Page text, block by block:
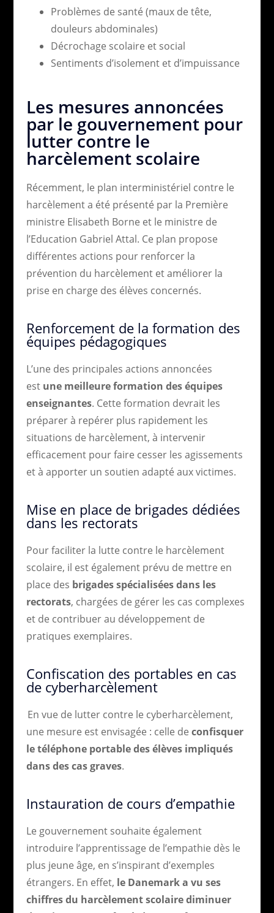
Problèmes de santé (maux de tête,
douleurs abdominales)
Décrochage scolaire et social
Sentiments d’isolement et d’impuissance
Les mesures annoncées
par le gouvernement pour
lutter contre le
harcèlement scolaire
Récemment, le plan interministériel contre le
harcèlement a été présenté par la Première
ministre Elisabeth Borne et le ministre de
l’Education Gabriel Attal. Ce plan propose
différentes actions pour renforcer la
prévention du harcèlement et améliorer la
prise en charge des élèves concernés.
Renforcement de la formation des
équipes pédagogiques
L’une des principales actions annoncées
est une meilleure formation des équipes
enseignantes. Cette formation devrait les
préparer à repérer plus rapidement les
situations de harcèlement, à intervenir
efficacement pour faire cesser les agissements
et à apporter un soutien adapté aux victimes.
Mise en place de brigades dédiées
dans les rectorats
Pour faciliter la lutte contre le harcèlement
scolaire, il est également prévu de mettre en
place des brigades spécialisées dans les
rectorats, chargées de gérer les cas complexes
et de contribuer au développement de
pratiques exemplaires.
Confiscation des portables en cas
de cyberharcèlement
En vue de lutter contre le cyberharcèlement,
une mesure est envisagée : celle de confisquer
le téléphone portable des élèves impliqués
dans des cas graves.
Instauration de cours d’empathie
Le gouvernement souhaite également
introduire l’apprentissage de l’empathie dès le
plus jeune âge, en s’inspirant d’exemples
étrangers. En effet, le Danemark a vu ses
chiffres du harcèlement scolaire diminuer